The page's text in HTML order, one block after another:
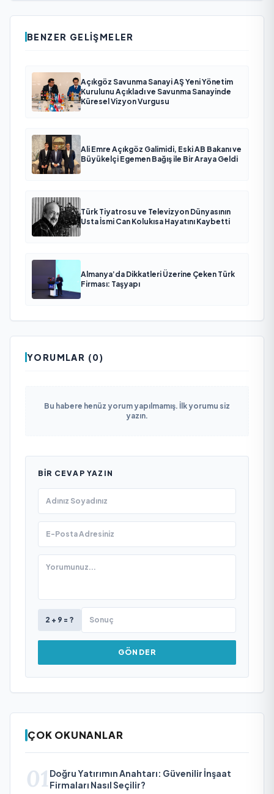
BENZER GELIŞMELER
Açıkgöz Savunma Sanayi AŞ Yeni Yönetim
Kurulunu Açıkladı ve Savunma Sanayinde
Küresel Vizyon Vurgusu
Ali Emre Açıkgöz Galimidi, Eski AB Bakanı ve
Büyükelçi Egemen Bağış ile Bir Araya Geldi
Türk Tiyatrosu ve Televizyon Dünyasının
Usta İsmi Can Kolukısa Hayatını Kaybetti
Almanya’da Dikkatleri Üzerine Çeken Türk
Firması: Taşyapı
YORUMLAR (0)
Bu habere henüz yorum yapılmamış. İlk yorumu siz
yazın.
BIR CEVAP YAZIN
2 + 9 = ?
GÖNDER
ÇOK OKUNANLAR
01 Doğru Yatırımın Anahtarı: Güvenilir İnşaat
Firmaları Nasıl Seçilir?